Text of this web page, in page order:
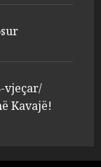
në
vjeçar/
Kavajë!